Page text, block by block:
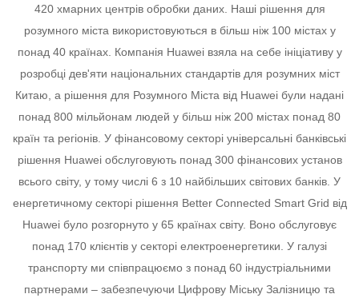
420 хмарних центрів обробки даних. Наші рішення для
розумного міста використовуються в більш ніж 100 містах у
понад 40 країнах. Компанія Huawei взяла на себе ініціативу у
розробці дев'яти національних стандартів для розумних міст
Китаю, а рішення для Розумного Міста від Huawei були надані
понад 800 мільйонам людей у більш ніж 200 містах понад 80
країн та регіонів. У фінансовому секторі універсальні банківські
рішення Huawei обслуговують понад 300 фінансових установ
всього світу, у тому числі 6 з 10 найбільших світових банків. У
енергетичному секторі рішення Better Connected Smart Grid від
Huawei було розгорнуто у 65 країнах світу. Воно обслуговує
понад 170 клієнтів у секторі електроенергетики. У галузі
транспорту ми співпрацюємо з понад 60 індустріальними
партнерами – забезпечуючи Цифрову Міську Залізницю та